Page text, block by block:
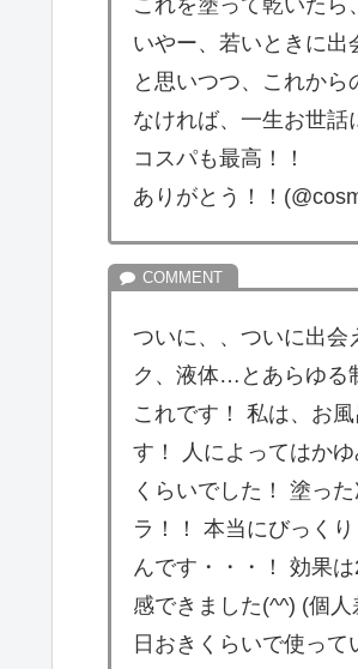
いやー、若いときに出
と思いつつ、これか
なければ、一生お世話
コスパも最高！！
ありがとう！！
ついに、、ついに出会
ク、液体…とあらゆる
これです！ 私は、お
す！ 人によってはか
くらいでした！ 塗っ
ラ！！ 本当にびっく
んです・・・！ 効果
感できました(^^) (個
日おきくらいで使っ